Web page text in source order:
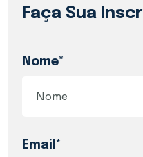
Faça Sua
Nome*
Email*